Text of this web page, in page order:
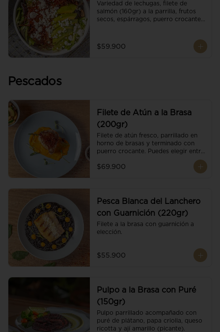
Variedad de lechugas, filete de
salmón (160gr) a la parrilla, frutos
secos, espárragos, puerro crocante,
$59.900
Pescados
Filete de Atún a la Brasa
(200gr)
Filete de atún fresco, parrillado en
horno de brasas y terminado con
puerro crocante. Puedes elegir entre
$69.900
Pesca Blanca del Lanchero
con Guarnición (220gr)
Filete a la brasa con guarnición a
elección.
$55.900
Pulpo a la Brasa con Puré
(150gr)
Pulpo parrillado acompañado con
puré de plátano, papa criolla, queso
ricotta y ají amarillo (picante).